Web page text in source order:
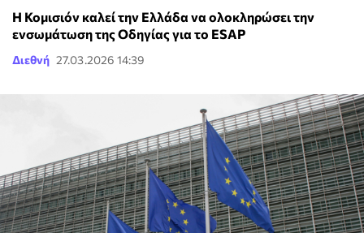
Η Κομισιόν καλεί την Ελλάδα να ολοκληρώσει την
ενσωμάτωση της Οδηγίας για το ESAP
Διεθνή 27.03.2026 14:39